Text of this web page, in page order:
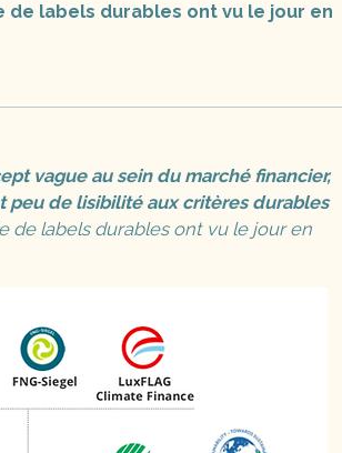
labels durables ont vu le jour en
vague au sein du marché financier,
peu de lisibilité aux critères durables
de labels durables ont vu le jour en